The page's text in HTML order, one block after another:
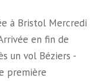
à Bristol Mercredi
en fin de
un vol Béziers -
première